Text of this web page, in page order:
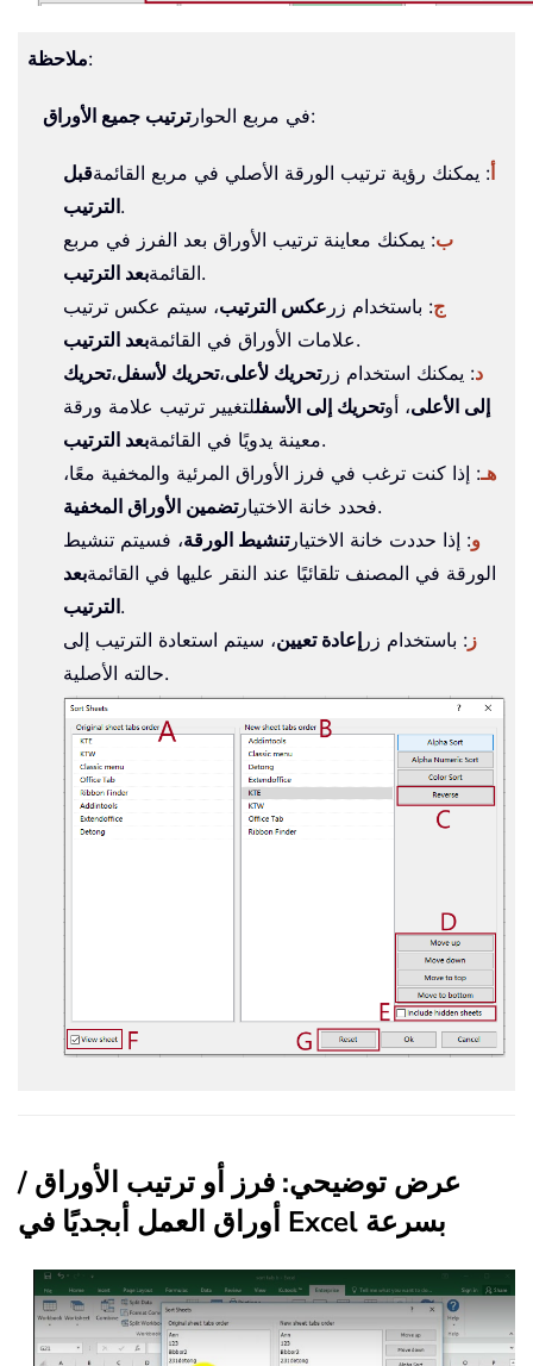
ملاحظة:
في مربع الحوارترتيب جميع الأوراق :
أ: يمكنك رؤية ترتيب الورقة الأصلي في مربع القائمةقبل
الترتيب.
ب: يمكنك معاينة ترتيب الأوراق بعد الفرز في مربع
القائمةبعد الترتيب
.
ج: باستخدام زر عكس الترتيب، سيتم عكس ترتيب
علامات الأوراق في القائمةبعد الترتيب
.
د: يمكنك استخدام زرتحريك لأعلى،تحريك لأسفل،تحريك
إلى الأعلى، أوتحريك إلى الأسفللتغيير ترتيب علامة ورقة
معينة يدويًا في القائمةبعد الترتيب
.
هـ: إذا كنت ترغب في فرز الأوراق المرئية والمخفية معًا،
فحدد خانة الاختيارتضمين الأوراق المخفية
.
و: إذا حددت خانة الاختيارتنشيط الورقة، فسيتم تنشيط
الورقة في المصنف تلقائيًا عند النقر عليها في القائمةبعد
الترتيب.
ز : باستخدام زر إعادة تعيين، سيتم استعادة الترتيب إلى
حالته الأصلية.
عرض توضيحي: فرز أو ترتيب الأوراق /
أوراق العمل أبجديًا في Excel بسرعة